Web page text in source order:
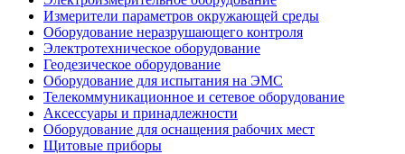
Измерители параметров окружающей среды
Оборудование неразрушающего контроля
Электротехническое оборудование
Геодезическое оборудование
Оборудование для испытания на ЭМС
Телекоммуникационное и сетевое оборудование
Аксессуары и принадлежности
Оборудование для оснащения рабочих мест
Щитовые приборы